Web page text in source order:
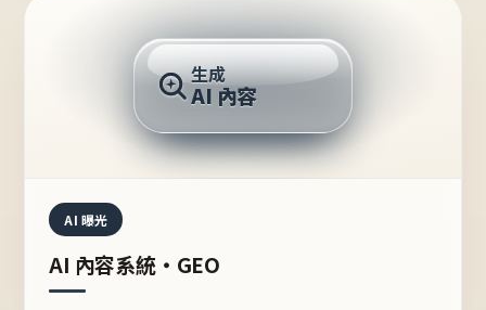
推薦的台灣品牌？
生成
AI 內容
AI 曝光
AI 內容系統・GEO